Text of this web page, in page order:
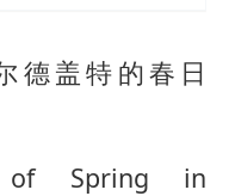
德盖特的春日
Spring in